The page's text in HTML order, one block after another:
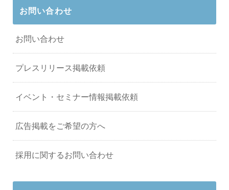
お問い合わせ
お問い合わせ
プレスリリース掲載依頼
イベント・セミナー情報掲載依頼
広告掲載をご希望の方へ
採用に関するお問い合わせ